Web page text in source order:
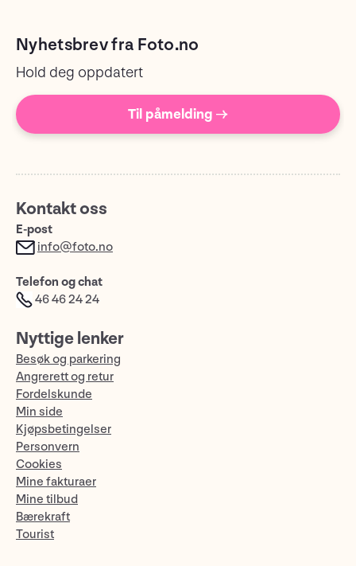
Nyhetsbrev fra Foto.no
Hold deg oppdatert
Til påmelding →
Kontakt oss
E-post
info@foto.no
Telefon og chat
46 46 24 24
Nyttige lenker
Besøk og parkering
Angrerett og retur
Fordelskunde
Min side
Kjøpsbetingelser
Personvern
Cookies
Mine fakturaer
Mine tilbud
Bærekraft
Tourist